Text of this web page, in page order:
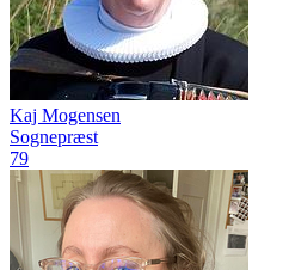
Kaj Mogensen
Sognepræst
79